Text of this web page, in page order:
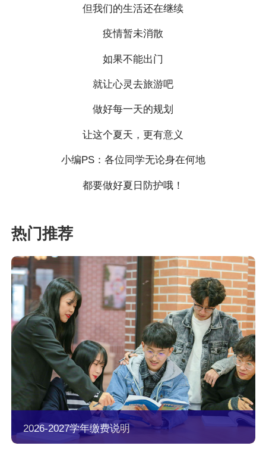
但我们的生活还在继续
疫情暂未消散
如果不能出门
就让心灵去旅游吧
做好每一天的规划
让这个夏天，更有意义
小编PS：各位同学无论身在何地
都要做好夏日防护哦！
2026-2027学年缴费说明